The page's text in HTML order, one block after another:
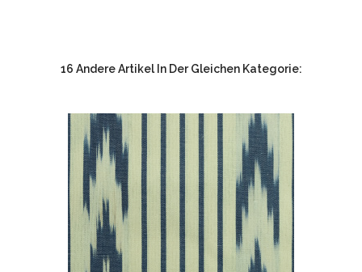
16 Andere Artikel In Der Gleichen Kategorie: